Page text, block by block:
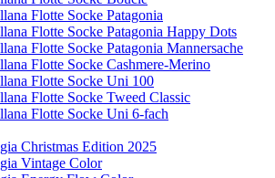
Flotte Socke Patagonia
Flotte Socke Patagonia Happy Dots
Flotte Socke Patagonia Mannersache
Flotte Socke Cashmere-Merino
Flotte Socke Uni 100
Flotte Socke Tweed Classic
Flotte Socke Uni 6-fach
Christmas Edition 2025
Vintage Color